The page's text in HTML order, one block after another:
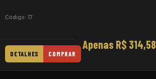
Código: 17
Apenas R$ 314,58
DETALHES COMPRAR